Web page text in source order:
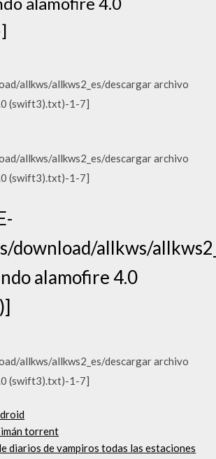
allkws/allkws2_es/descargar archivo
(swift3).txt)-1-7]
allkws/allkws2_es/descargar archivo
(swift3).txt)-1-7]
download/allkws/
alamofire 4.0
allkws/allkws2_es/descargar archivo
(swift3).txt)-1-7]
torrent
diarios de vampiros todas las estaciones